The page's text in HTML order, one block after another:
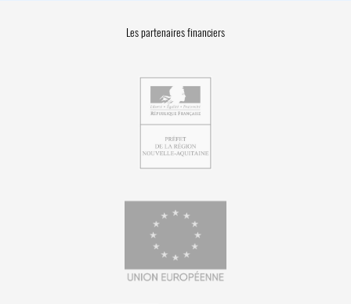
Les partenaires financiers